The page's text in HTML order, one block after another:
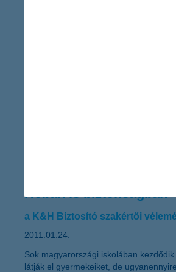
Hóban is biztonságban
a K&H Biztosító szakértői
2011.01.24.
Sok magyarországi iskolában
látják el gyermekeiket, de